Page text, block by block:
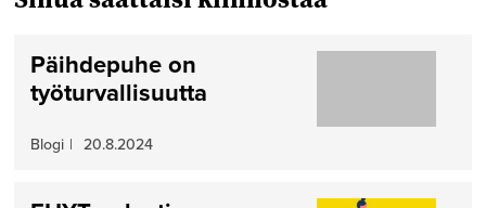
Päihdepuhe on
työturvallisuutta
Blogi | 20.8.2024